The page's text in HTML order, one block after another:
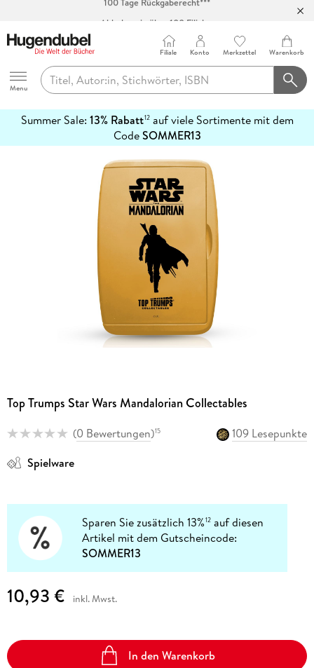
Abholung in über 100 Filialen
Hugendubel
Menu
Filiale Konto Merkzettel Warenkorb
Summer Sale: 13% Rabatt12auf viele Sortimente mit dem
CodeSOMMER13
erfahren
Top Trumps Star Wars Mandalorian Collectables
(0 Bewertungen)15
109 Lesepunkte
Spielware
Sparen Sie zusätzlich 13%12 auf diesen
Artikel mit dem Gutscheincode:
SOMMER13
10,93 € inkl. Mwst.
In den Warenkorb